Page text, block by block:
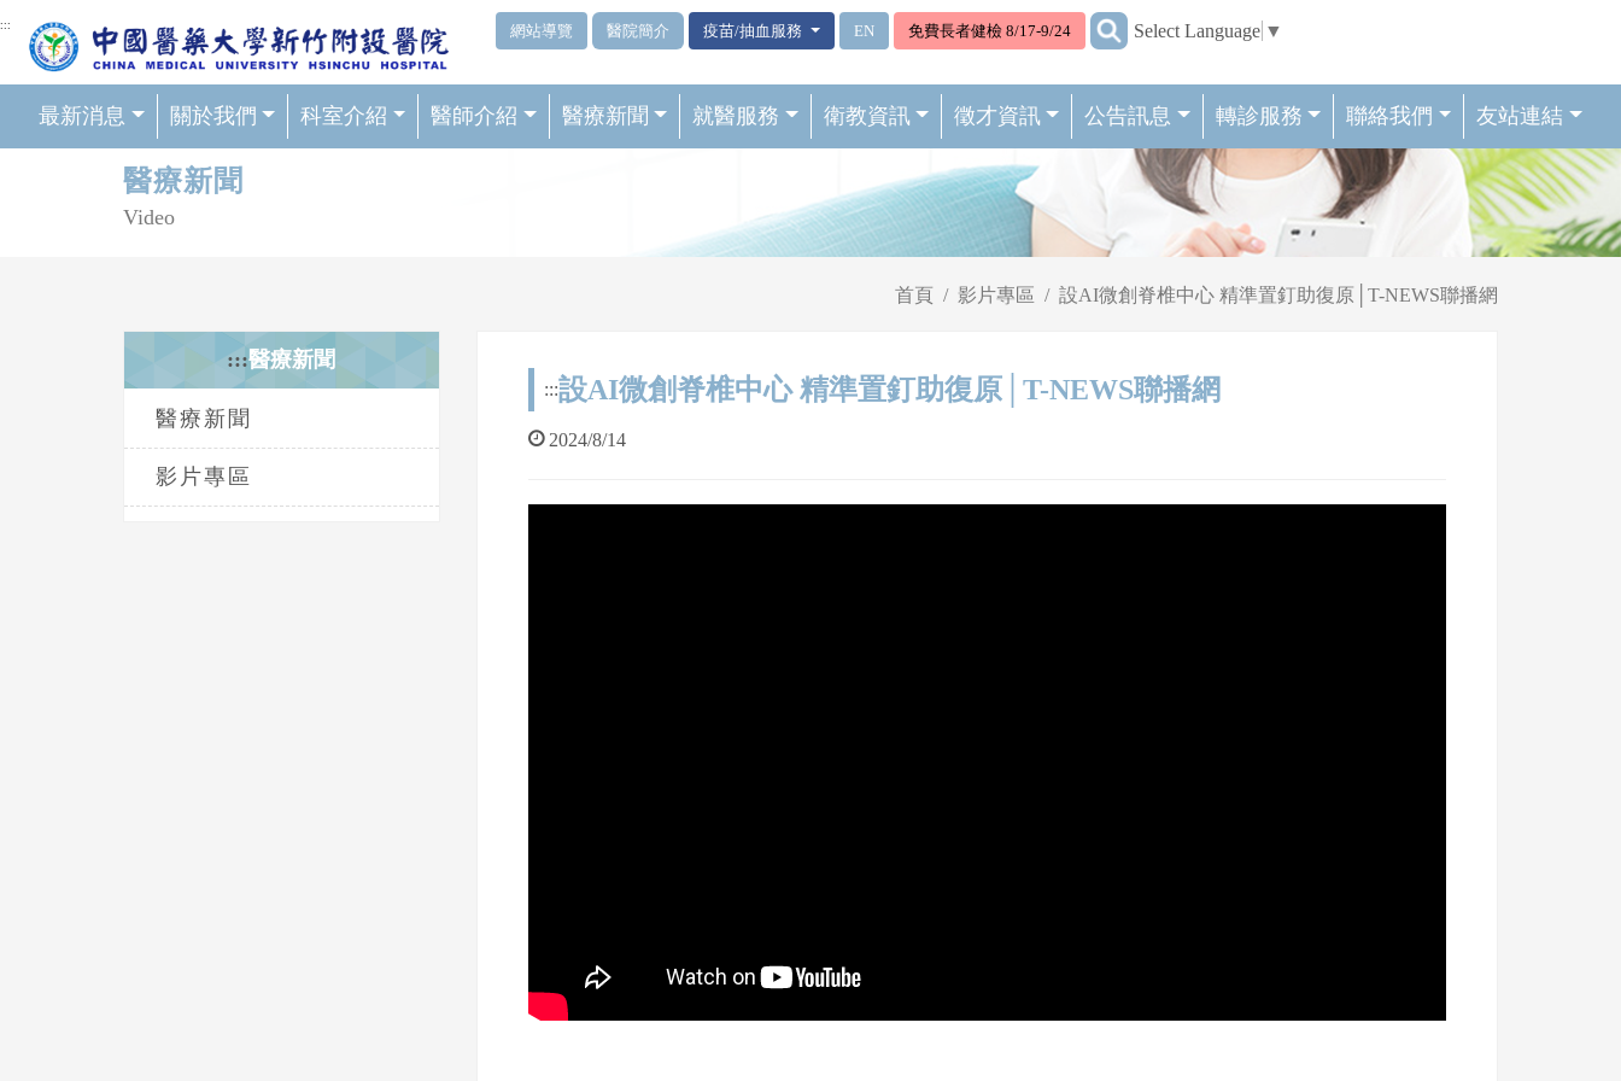
網頁頂端重要消息及連結
::: 網站導覽 醫院簡介 疫苗/抽血服務 EN 免費長者健檢 8/17-9/24 ::: Select Language ▼
最新消息 關於我們 科室介紹 醫師介紹 醫療新聞 就醫服務 衛教資訊 徵才資訊 公告訊息 轉診服務 聯絡我們 友站連結
醫療新聞
Video
首頁 影片專區 設AI微創脊椎中心 精準置釘助復原│T-NEWS聯播網
:::醫療新聞
醫療新聞
影片專區
:::設AI微創脊椎中心 精準置釘助復原│T-NEWS聯播網
2024/8/14